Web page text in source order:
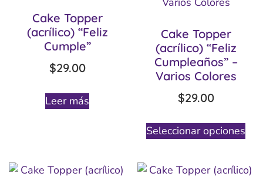
Cake Topper
(acrílico) “Feliz
Cumple”
$29.00
Leer más
Cake Topper
(acrílico) “Feliz
Cumpleaños” –
Varios Colores
$29.00
Seleccionar opciones